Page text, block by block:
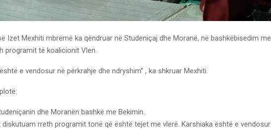
Izet Mexhiti mbrëmë ka qëndruar në Studeniçaj dhe Moranë, në bashkëbisedim me
programit të koalicionit Vlen.
e vendosur në përkrahje dhe ndryshim” , ka shkruar Mexhiti.
dhe Moranën bashkë me Bekimin.
diskutuam rreth programit tonë që është tejet me vlerë. Karshiaka është e vendosur